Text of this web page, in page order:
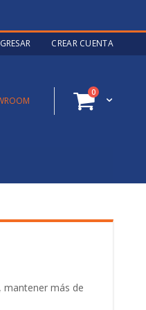
CREAR CUENTA
Cart
0artículos
mantener más de